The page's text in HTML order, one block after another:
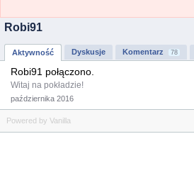
Robi91
Aktywność Dyskusje Komentarz 78
Robi91 połączono.
Witaj na pokładzie!
października 2016
Powered by Vanilla